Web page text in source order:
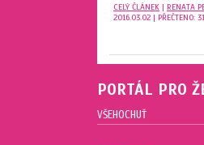
CELÝ ČLÁNEK | RENATA
2016.03.02 | PŘEČTENO:
PORTÁL PRO
VŠEHOCHUŤ